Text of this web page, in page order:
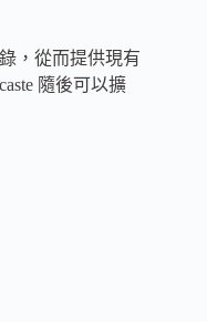
，從而提供現有
隨後可以擴